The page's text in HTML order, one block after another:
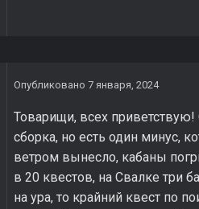
Опубликовано 7 января, 2024
Товарищи, всех
сборка, но есть один минус,
ветром вынесло, кабаны
в 20 квестов, на Свалке три
на ура, то крайний квест по